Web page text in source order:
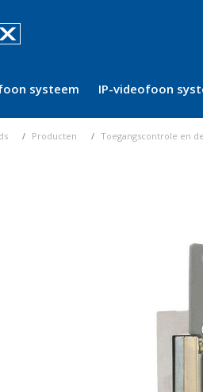
systeem IP-videofoon
Producten Toegangscontrole en